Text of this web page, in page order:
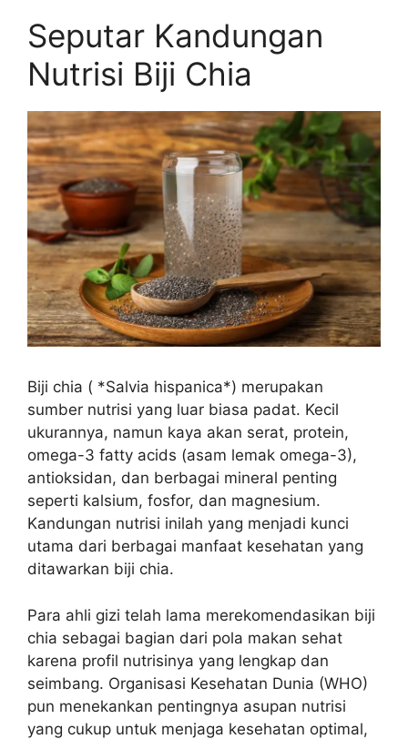
Seputar Kandungan
Nutrisi Biji Chia
Biji chia ( *Salvia hispanica*) merupakan
sumber nutrisi yang luar biasa padat. Kecil
ukurannya, namun kaya akan serat, protein,
omega-3 fatty acids (asam lemak omega-3),
antioksidan, dan berbagai mineral penting
seperti kalsium, fosfor, dan magnesium.
Kandungan nutrisi inilah yang menjadi kunci
utama dari berbagai manfaat kesehatan yang
ditawarkan biji chia.
Para ahli gizi telah lama merekomendasikan biji
chia sebagai bagian dari pola makan sehat
karena profil nutrisinya yang lengkap dan
seimbang. Organisasi Kesehatan Dunia (WHO)
pun menekankan pentingnya asupan nutrisi
yang cukup untuk menjaga kesehatan optimal,